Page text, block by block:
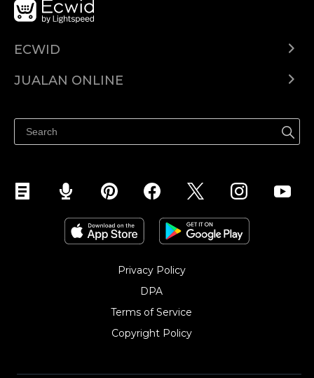
ECWID
Pusat Bantuan
JUALAN ONLINE
Jualan di Facebook
Privacy Policy
DPA
Terms of Service
Copyright Policy‎